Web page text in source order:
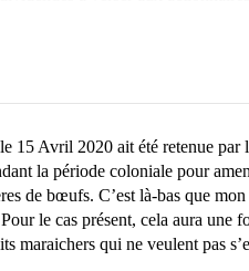
15 Avril 2020 ait été retenue
la période coloniale pour
de bœufs. C’est là-bas que
le cas présent, cela aura
maraichers qui ne veulent pas